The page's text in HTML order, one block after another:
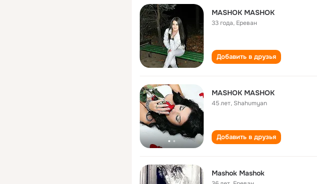
MASHOK MASHOK
33 года, Ереван
Добавить в друзья
MASHOK MASHOK
45 лет, Shahumyan
Добавить в друзья
Mashok Mashok